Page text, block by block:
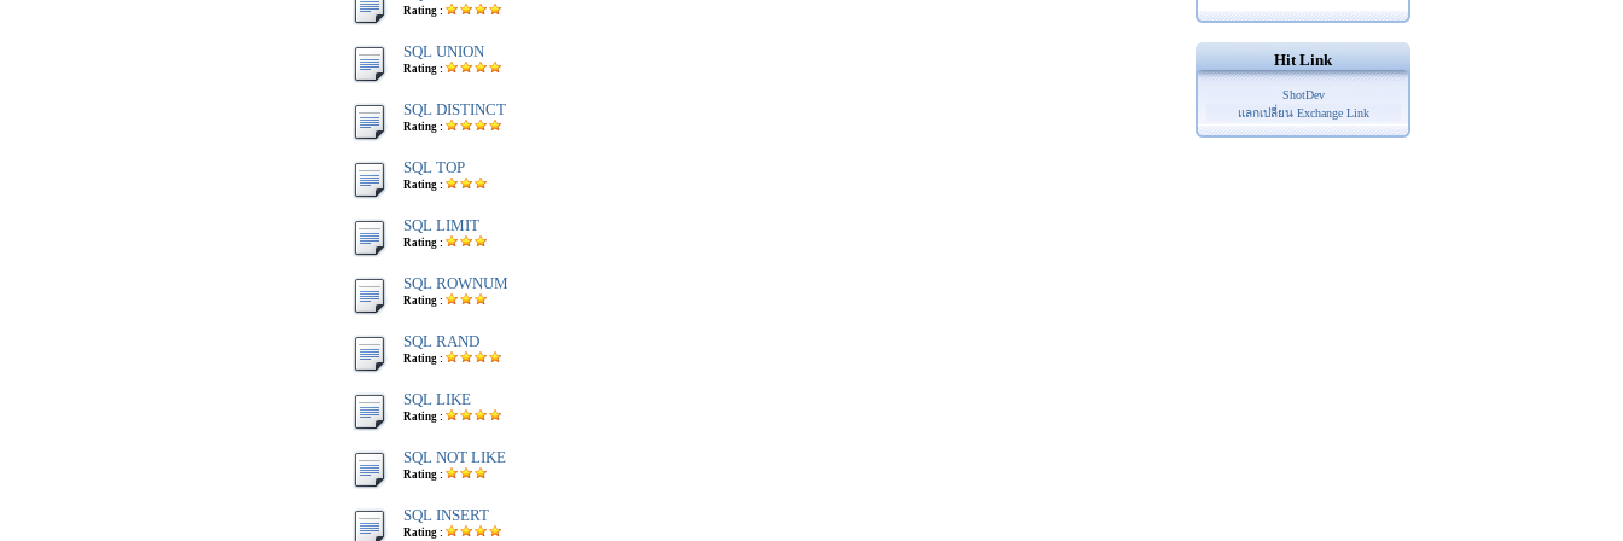
Rating :
SQL UNION
Rating :
SQL DISTINCT
Rating :
SQL TOP
Rating :
SQL LIMIT
Rating :
SQL ROWNUM
Rating :
SQL RAND
Rating :
SQL LIKE
Rating :
SQL NOT LIKE
Rating :
SQL INSERT
Rating :
Hit Link
ShotDev
แลกเปลี่ยน Exchange Link